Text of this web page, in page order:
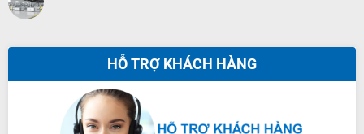
HỖ TRỢ KHÁCH HÀNG